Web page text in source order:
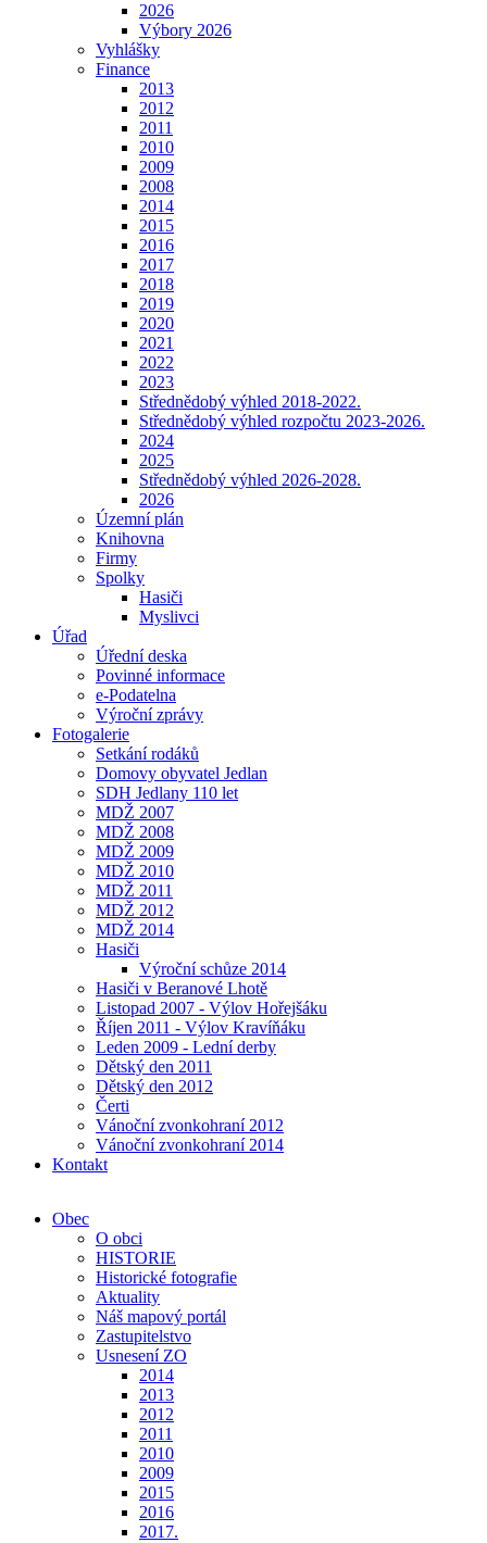
2026
Výbory 2026
Vyhlášky
Finance
2013
2012
2011
2010
2009
2008
2014
2015
2016
2017
2018
2019
2020
2021
2022
2023
Střednědobý výhled 2018-2022.
Střednědobý výhled rozpočtu 2023-2026.
2024
2025
Střednědobý výhled 2026-2028.
2026
Územní plán
Knihovna
Firmy
Spolky
Hasiči
Myslivci
Úřad
Úřední deska
Povinné informace
e-Podatelna
Výroční zprávy
Fotogalerie
Setkání rodáků
Domovy obyvatel Jedlan
SDH Jedlany 110 let
MDŽ 2007
MDŽ 2008
MDŽ 2009
MDŽ 2010
MDŽ 2011
MDŽ 2012
MDŽ 2014
Hasiči
Výroční schůze 2014
Hasiči v Beranové Lhotě
Listopad 2007 - Výlov Hořejšáku
Říjen 2011 - Výlov Kravíňáku
Leden 2009 - Lední derby
Dětský den 2011
Dětský den 2012
Čerti
Vánoční zvonkohraní 2012
Vánoční zvonkohraní 2014
Kontakt
Obec
O obci
HISTORIE
Historické fotografie
Aktuality
Náš mapový portál
Zastupitelstvo
Usnesení ZO
2014
2013
2012
2011
2010
2009
2015
2016
2017.